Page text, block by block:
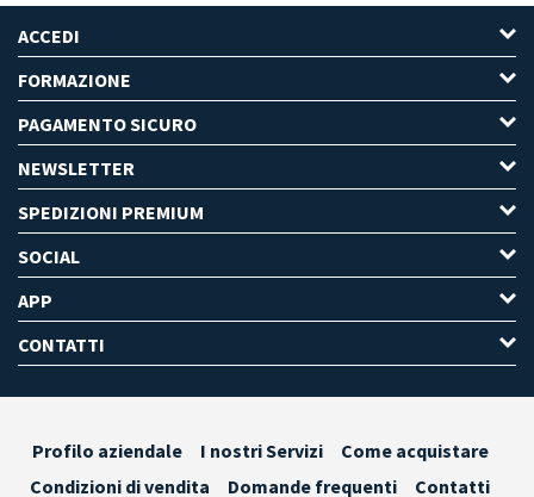
ACCEDI
FORMAZIONE
PAGAMENTO SICURO
NEWSLETTER
SPEDIZIONI PREMIUM
SOCIAL
APP
CONTATTI
Profilo aziendale I nostri Servizi
Come acquistare
Condizioni di vendita
Domande frequenti Contatti